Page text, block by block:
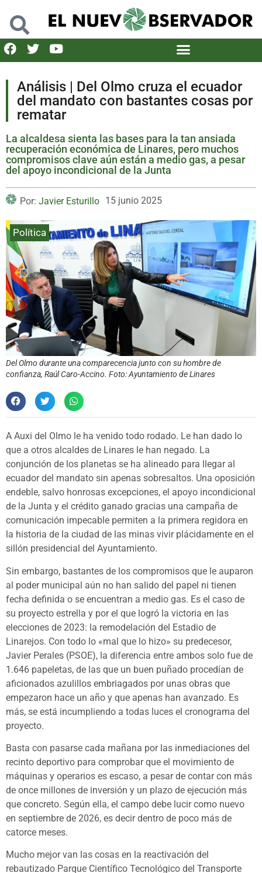
Análisis | Del Olmo cruza el ecuador
del mandato con bastantes cosas por
rematar
La alcaldesa sienta las bases para la tan ansiada
recuperación económica de Linares, pero muchos
compromisos clave aún están a medio gas, a pesar
del apoyo incondicional de la Junta
Por: Javier Esturillo 15 junio 2025
Política
Del Olmo durante una comparecencia junto con su hombre de
confianza, Raúl Caro-Accino. Foto: Ayuntamiento de Linares
A Auxi del Olmo le ha venido todo rodado. Le han dado lo
que a otros alcaldes de Linares le han negado. La
conjunción de los planetas se ha alineado para llegar al
ecuador del mandato sin apenas sobresaltos. Una oposición
endeble, salvo honrosas excepciones, el apoyo incondicional
de la Junta y el crédito ganado gracias una campaña de
comunicación impecable permiten a la primera regidora en
la historia de la ciudad de las minas vivir plácidamente en el
sillón presidencial del Ayuntamiento.
Sin embargo, bastantes de los compromisos que le auparon
al poder municipal aún no han salido del papel ni tienen
fecha definida o se encuentran a medio gas. Es el caso de
su proyecto estrella y por el que logró la victoria en las
elecciones de 2023: la remodelación del Estadio de
Linarejos. Con todo lo «mal que lo hizo» su predecesor,
Javier Perales (PSOE), la diferencia entre ambos solo fue de
1.646 papeletas, de las que un buen puñado procedían de
aficionados azulillos embriagados por unas obras que
empezaron hace un año y que apenas han avanzado. Es
más, se está incumpliendo a todas luces el cronograma del
proyecto.
Basta con pasarse cada mañana por las inmediaciones del
recinto deportivo para comprobar que el movimiento de
máquinas y operarios es escaso, a pesar de contar con más
de once millones de inversión y un plazo de ejecución más
que concreto. Según ella, el campo debe lucir como nuevo
en septiembre de 2026, es decir dentro de poco más de
catorce meses.
Mucho mejor van las cosas en la reactivación del
rebautizado Parque Científico Tecnológico del Transporte